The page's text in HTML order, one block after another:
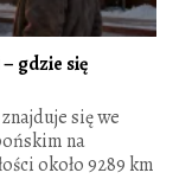
gdzie się
się we
na
około 9289 km